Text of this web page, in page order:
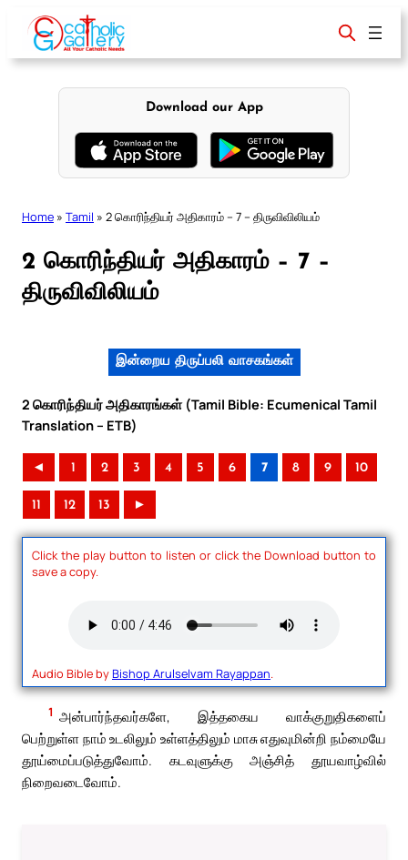
content
Download our App
Home » Tamil » 2 கொரிந்தியர் அதிகாரம் – 7 – திருவிவிலியம்
2 கொரிந்தியர் அதிகாரம் – 7 –
திருவிவிலியம்
இன்றைய திருப்பலி வாசகங்கள்
2 கொரிந்தியர் அதிகாரங்கள் (Tamil Bible: Ecumenical Tamil
Translation – ETB)
◄ 1 2 3 4 5 6 7 8 9 10
11 12 13 ►
Click the play button to listen or click the Download button to
save a copy.
Audio Bible byBishop Arulselvam Rayappan.
1 அன்பார்ந்தவர்களே, இத்தகைய வாக்குறுதிகளைப்
பெற்றுள்ள நாம் உடலிலும் உள்ளத்திலும் மாசு எதுவுமின்றி நம்மையே
தூய்மைப்படுத்துவோம். கடவுளுக்கு அஞ்சித் தூயவாழ்வில்
நிறைவடைவோம்.